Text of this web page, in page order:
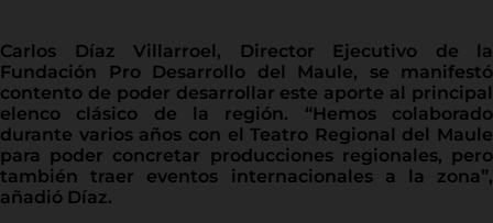
Carlos Díaz Villarroel, Director Ejecutivo de la
Fundación Pro Desarrollo del Maule, se manifestó
contento de poder desarrollar este aporte al principal
elenco clásico de la región. “Hemos colaborado
durante varios años con el Teatro Regional del Maule
para poder concretar producciones regionales, pero
también traer eventos internacionales a la zona”,
añadió Díaz.